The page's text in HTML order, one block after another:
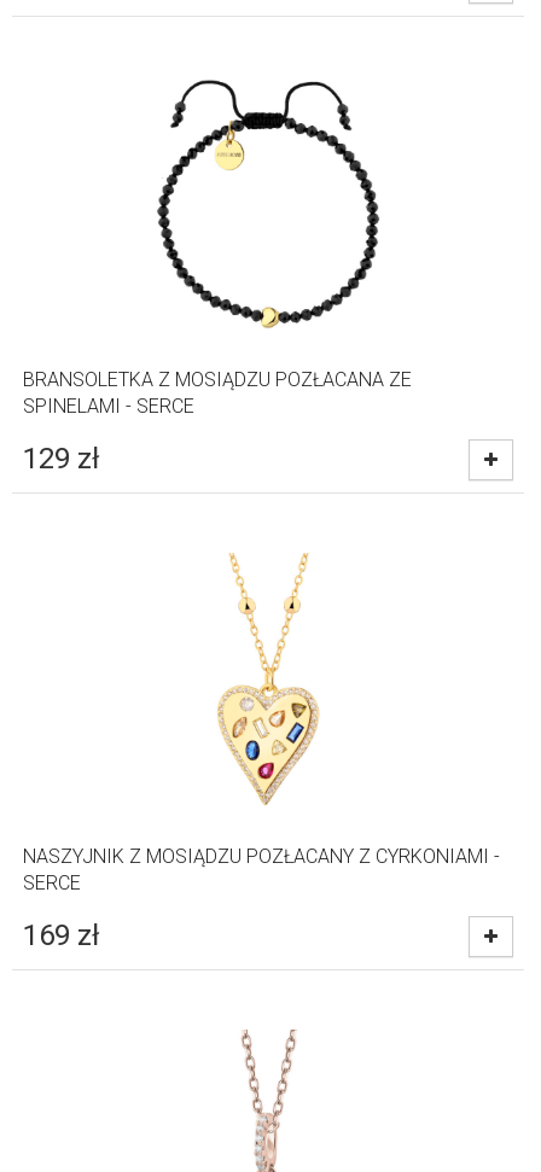
BRANSOLETKA Z MOSIĄDZU POZŁACANA ZE
SPINELAMI - SERCE
129 zł
NASZYJNIK Z MOSIĄDZU POZŁACANY Z CYRKONIAMI -
SERCE
169 zł